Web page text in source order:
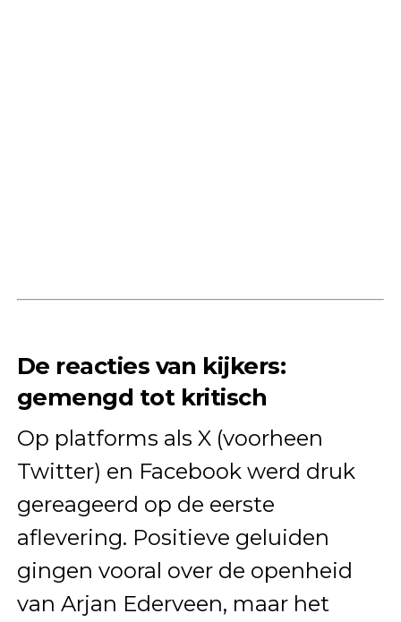
De reacties van kijkers:
gemengd tot kritisch
Op platforms als X (voorheen
Twitter) en Facebook werd druk
gereageerd op de eerste
aflevering. Positieve geluiden
gingen vooral over de openheid
van Arjan Ederveen, maar het